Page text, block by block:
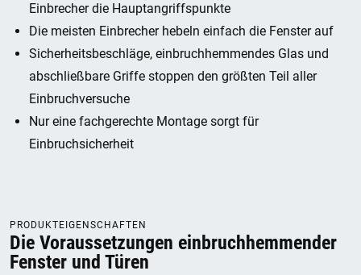
Einbrecher die Hauptangriffspunkte
Die meisten Einbrecher hebeln einfach die Fenster auf
Sicherheitsbeschläge, einbruchhemmendes Glas und
abschließbare Griffe stoppen den größten Teil aller
Einbruchversuche
Nur eine fachgerechte Montage sorgt für
Einbruchsicherheit
PRODUKTEIGENSCHAFTEN
Die Voraussetzungen einbruchhemmender
Fenster und Türen